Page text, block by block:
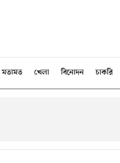
মতামত খেলা বিনোদন চাকরি